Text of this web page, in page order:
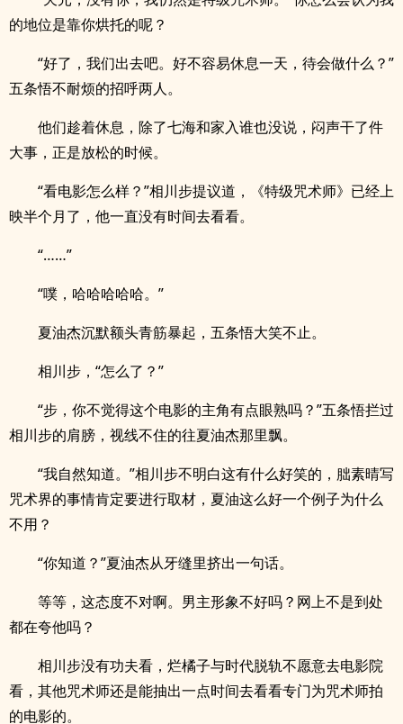
的地位是靠你烘托的呢？
“好了，我们出去吧。好不容易休息一天，待会做什么？”
五条悟不耐烦的招呼两人。
他们趁着休息，除了七海和家入谁也没说，闷声干了件
大事，正是放松的时候。
“看电影怎么样？”相川步提议道，《特级咒术师》已经上
映半个月了，他一直没有时间去看看。
“……”
“噗，哈哈哈哈哈。”
夏油杰沉默额头青筋暴起，五条悟大笑不止。
相川步，“怎么了？”
“步，你不觉得这个电影的主角有点眼熟吗？”五条悟拦过
相川步的肩膀，视线不住的往夏油杰那里飘。
“我自然知道。”相川步不明白这有什么好笑的，朏素晴写
咒术界的事情肯定要进行取材，夏油这么好一个例子为什么
不用？
“你知道？”夏油杰从牙缝里挤出一句话。
等等，这态度不对啊。男主形象不好吗？网上不是到处
都在夸他吗？
相川步没有功夫看，烂橘子与时代脱轨不愿意去电影院
看，其他咒术师还是能抽出一点时间去看看专门为咒术师拍
的电影的。